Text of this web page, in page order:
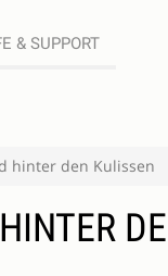
& SUPPORT
hinter den Kulissen